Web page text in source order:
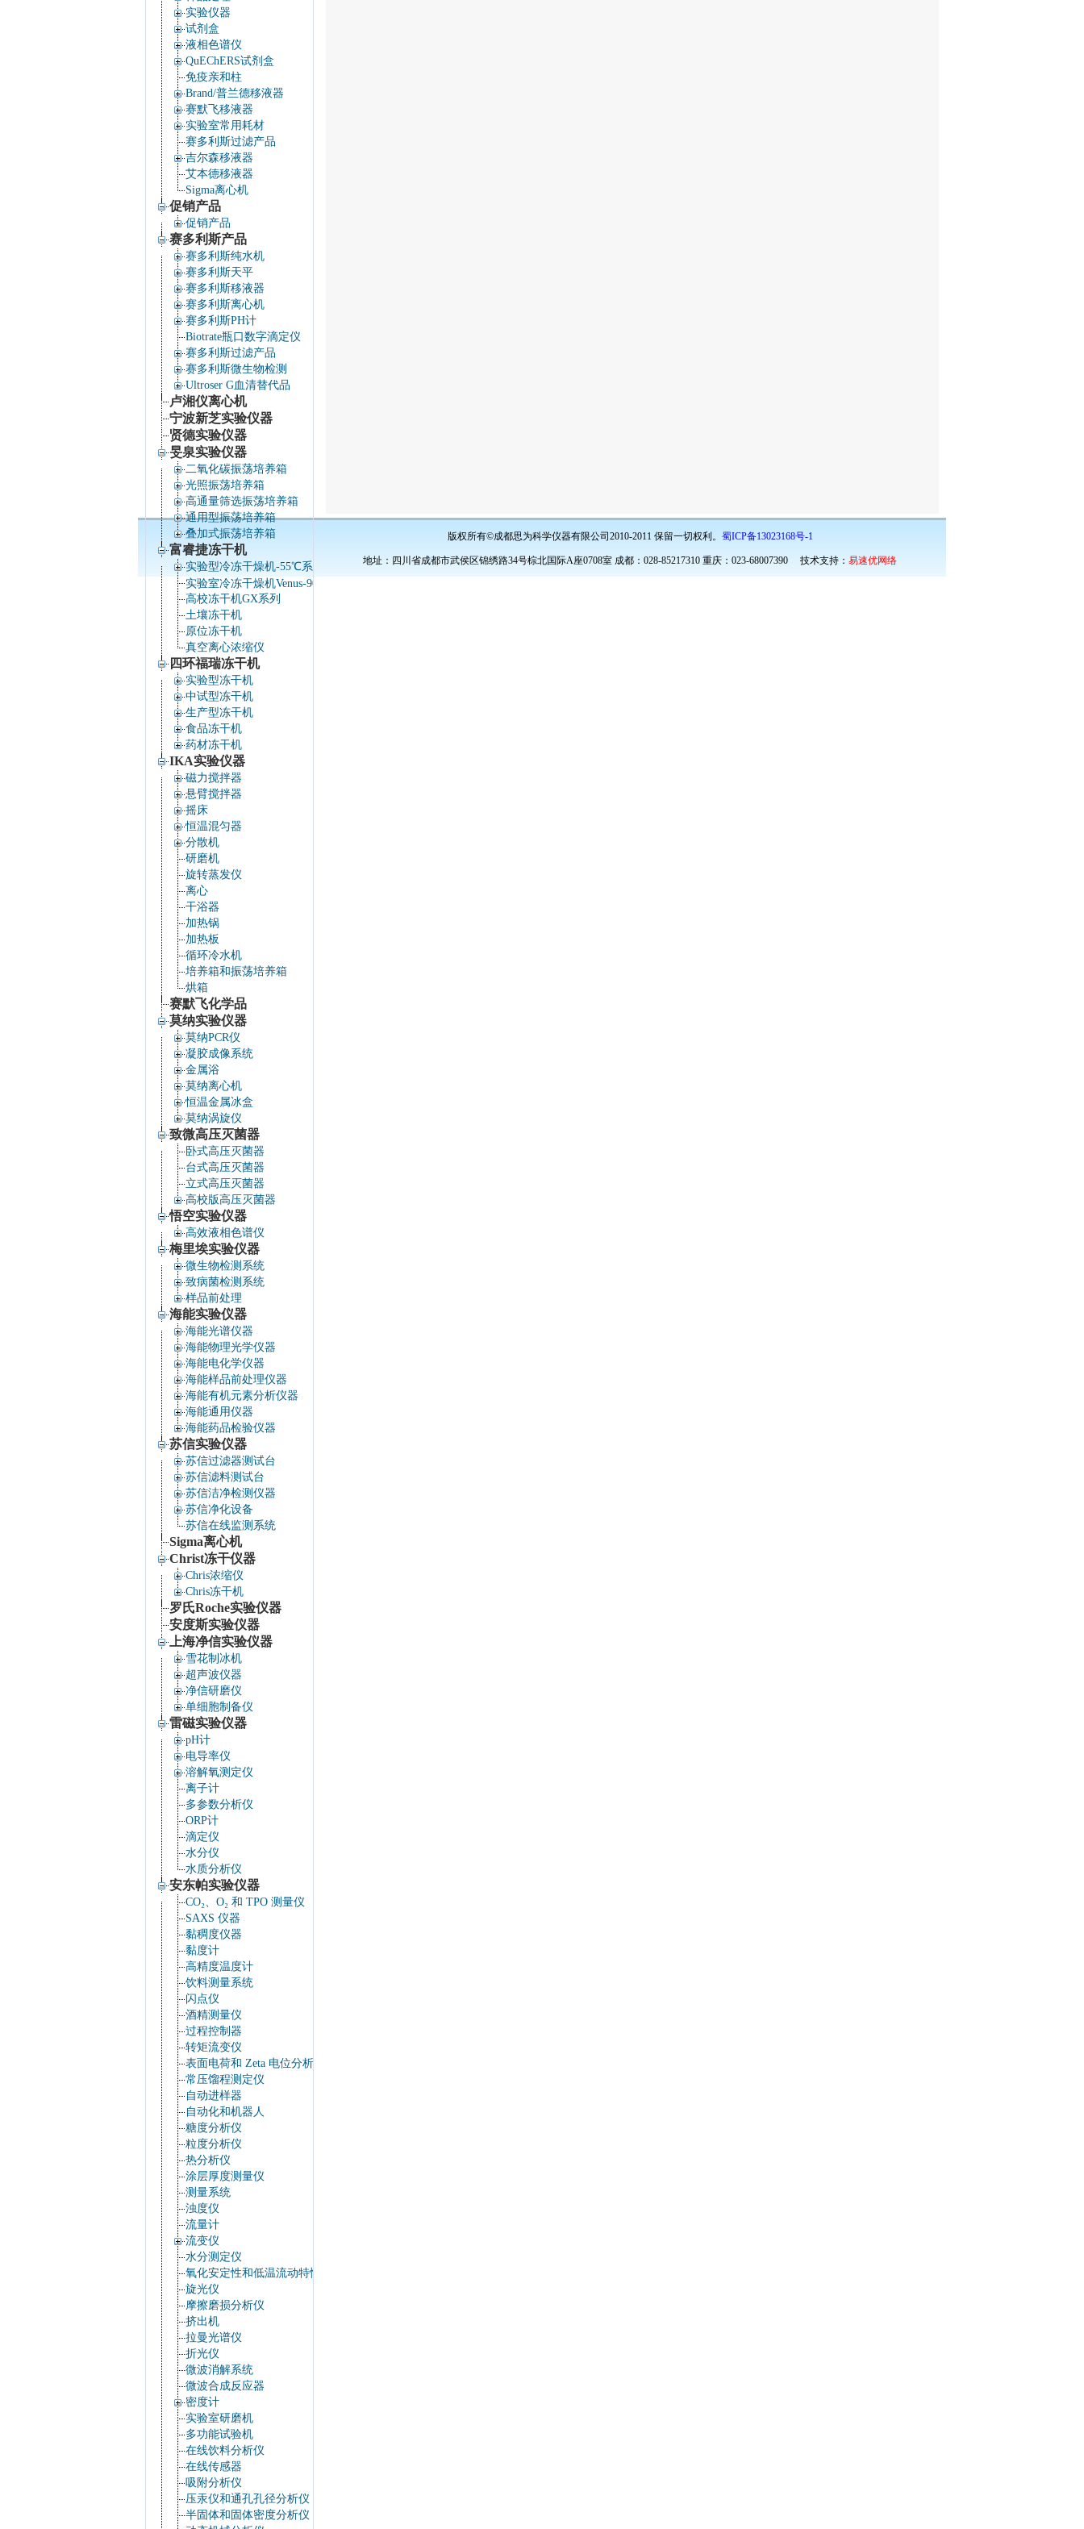
实验仪器
试剂盒
液相色谱仪
QuEChERS试剂盒
免疫亲和柱
Brand/普兰德移液器
赛默飞移液器
实验室常用耗材
赛多利斯过滤产品
吉尔森移液器
艾本德移液器
Sigma离心机
促销产品
促销产品
赛多利斯产品
赛多利斯纯水机
赛多利斯天平
赛多利斯移液器
赛多利斯离心机
赛多利斯PH计
Biotrate瓶口数字滴定仪
赛多利斯过滤产品
赛多利斯微生物检测
Ultroser G血清替代品
卢湘仪离心机
宁波新芝实验仪器
贤德实验仪器
旻泉实验仪器
二氧化碳振荡培养箱
光照振荡培养箱
高通量筛选振荡培养箱
通用型振荡培养箱
叠加式振荡培养箱
富睿捷冻干机
实验型冷冻干燥机-55℃系列
实验室冷冻干燥机Venus-90℃系列
高校冻干机GX系列
土壤冻干机
原位冻干机
真空离心浓缩仪
四环福瑞冻干机
实验型冻干机
中试型冻干机
生产型冻干机
食品冻干机
药材冻干机
IKA实验仪器
磁力搅拌器
悬臂搅拌器
摇床
恒温混匀器
分散机
研磨机
旋转蒸发仪
离心
干浴器
加热锅
加热板
循环冷水机
培养箱和振荡培养箱
烘箱
赛默飞化学品
莫纳实验仪器
莫纳PCR仪
凝胶成像系统
金属浴
莫纳离心机
恒温金属冰盒
莫纳涡旋仪
致微高压灭菌器
卧式高压灭菌器
台式高压灭菌器
立式高压灭菌器
高校版高压灭菌器
悟空实验仪器
高效液相色谱仪
梅里埃实验仪器
微生物检测系统
致病菌检测系统
样品前处理
海能实验仪器
海能光谱仪器
海能物理光学仪器
海能电化学仪器
海能样品前处理仪器
海能有机元素分析仪器
海能通用仪器
海能药品检验仪器
苏信实验仪器
苏信过滤器测试台
苏信滤料测试台
苏信洁净检测仪器
苏信净化设备
苏信在线监测系统
Sigma离心机
Christ冻干仪器
Chris浓缩仪
Chris冻干机
罗氏Roche实验仪器
安度斯实验仪器
上海净信实验仪器
雪花制冰机
超声波仪器
净信研磨仪
单细胞制备仪
雷磁实验仪器
pH计
电导率仪
溶解氧测定仪
离子计
多参数分析仪
ORP计
滴定仪
水分仪
水质分析仪
安东帕实验仪器
CO₂、O₂ 和 TPO 测量仪
SAXS 仪器
黏稠度仪器
黏度计
高精度温度计
饮料测量系统
闪点仪
酒精测量仪
过程控制器
转矩流变仪
表面电荷和 Zeta 电位分析仪
常压馏程测定仪
自动进样器
自动化和机器人
糖度分析仪
粒度分析仪
热分析仪
涂层厚度测量仪
测量系统
浊度仪
流量计
流变仪
水分测定仪
氧化安定性和低温流动特性
旋光仪
摩擦磨损分析仪
挤出机
拉曼光谱仪
折光仪
微波消解系统
微波合成反应器
密度计
实验室研磨机
多功能试验机
在线饮料分析仪
在线传感器
吸附分析仪
压汞仪和通孔孔径分析仪
半固体和固体密度分析仪
版权所有©成都思为科学仪器有限公司2010-2011 保留一切权利。 蜀ICP备13023168号-1
地址：四川省成都市武侯区锦绣路34号棕北国际A座0708室 成都：028-85217310 重庆：023-68007390 技术支持： 易速优网络